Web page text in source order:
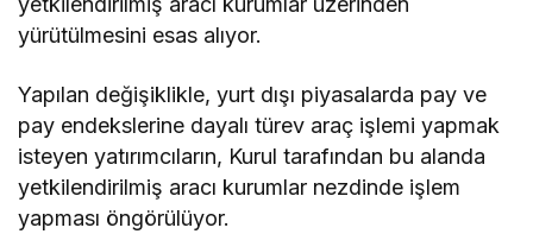
yürütülmesini esas alıyor.
Yapılan değişiklikle, yurt dışı piyasalarda pay ve
pay endekslerine dayalı türev araç işlemi yapmak
isteyen yatırımcıların, Kurul tarafından bu alanda
yetkilendirilmiş aracı kurumlar nezdinde işlem
yapması öngörülüyor.